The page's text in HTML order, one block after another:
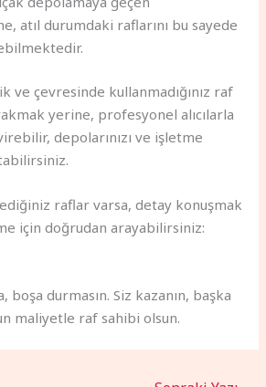
atıl durumdaki raflarını bu sayede
ve çevresinde kullanmadığınız raf
yerine, profesyonel alıcılarla
depolarınızı ve işletme
raflar varsa, detay konuşmak
için doğrudan arayabilirsiniz:
boşa durmasın. Siz kazanın, başka
maliyetle raf sahibi olsun.